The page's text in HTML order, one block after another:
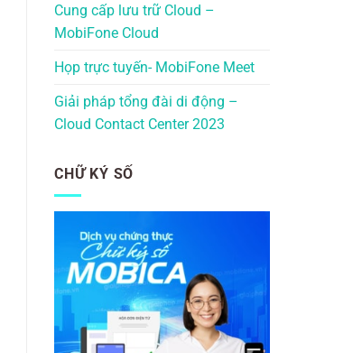
Cung cấp lưu trữ Cloud –
MobiFone Cloud
Họp trực tuyến- MobiFone Meet
Giải pháp tổng đài di động –
Cloud Contact Center 2023
CHỮ KÝ SỐ